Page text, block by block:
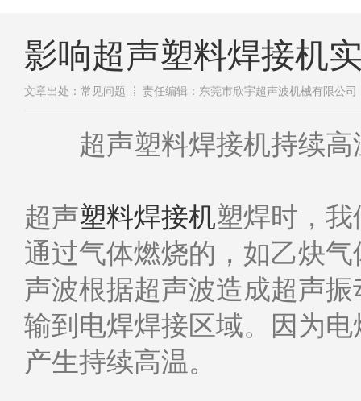
影响超声塑料焊接机
文章出处：常见问题 责任编辑：东莞市欣宇超声波机械有限公司
超声塑料焊接机持续高
超声塑料焊接机塑焊时，
通过气体燃烧的，如乙炔
声波根据超声波造成超声
输到电焊焊接区域。因为
产生持续高温。